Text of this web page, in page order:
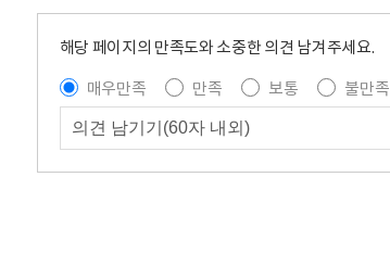
해당 페이지의 만족도와 소중한 의견 남겨주세요.
매우만족
만족 보통 불만족